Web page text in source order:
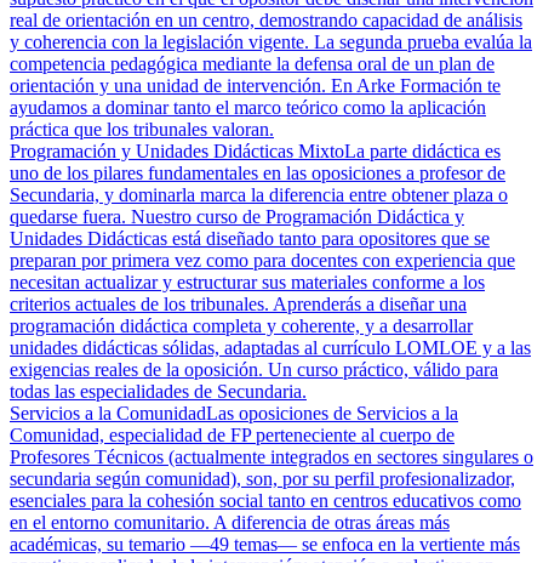
real de orientación en un centro, demostrando capacidad de análisis
y coherencia con la legislación vigente. La segunda prueba evalúa la
competencia pedagógica mediante la defensa oral de un plan de
orientación y una unidad de intervención. En Arke Formación te
ayudamos a dominar tanto el marco teórico como la aplicación
práctica que los tribunales valoran.
Programación y Unidades Didácticas MixtoLa parte didáctica es
uno de los pilares fundamentales en las oposiciones a profesor de
Secundaria, y dominarla marca la diferencia entre obtener plaza o
quedarse fuera. Nuestro curso de Programación Didáctica y
Unidades Didácticas está diseñado tanto para opositores que se
preparan por primera vez como para docentes con experiencia que
necesitan actualizar y estructurar sus materiales conforme a los
criterios actuales de los tribunales. Aprenderás a diseñar una
programación didáctica completa y coherente, y a desarrollar
unidades didácticas sólidas, adaptadas al currículo LOMLOE y a las
exigencias reales de la oposición. Un curso práctico, válido para
todas las especialidades de Secundaria.
Servicios a la ComunidadLas oposiciones de Servicios a la
Comunidad, especialidad de FP perteneciente al cuerpo de
Profesores Técnicos (actualmente integrados en sectores singulares o
secundaria según comunidad), son, por su perfil profesionalizador,
esenciales para la cohesión social tanto en centros educativos como
en el entorno comunitario. A diferencia de otras áreas más
académicas, su temario —49 temas— se enfoca en la vertiente más